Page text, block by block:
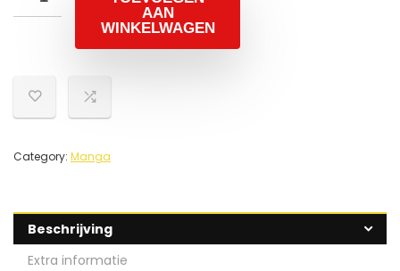
AAN
WINKELWAGEN
Category: Manga
Beschrijving
Extra informatie